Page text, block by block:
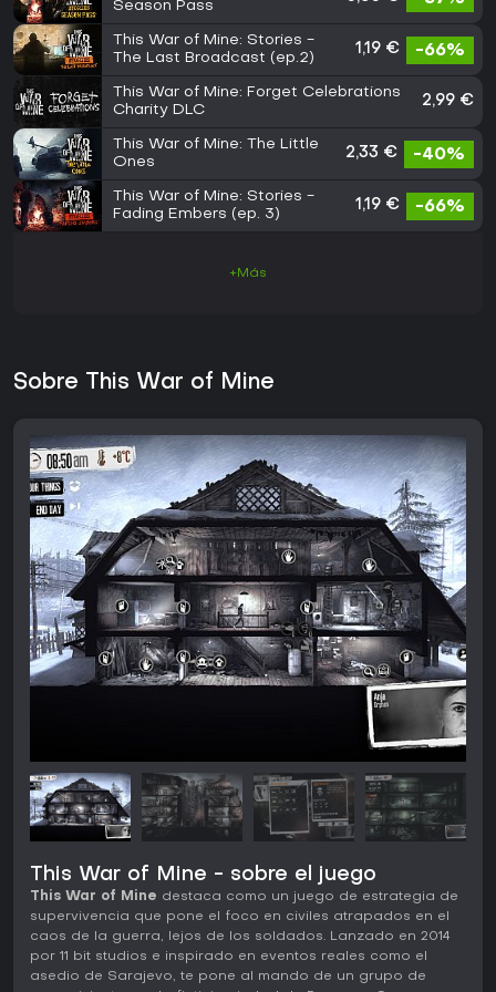
Season Pass
This War of Mine: Stories -
The Last Broadcast (ep.2)
1,19 € -66%
This War of Mine: Forget Celebrations
Charity DLC
2,99 €
This War of Mine: The Little
Ones
2,33 € -40%
This War of Mine: Stories -
Fading Embers (ep. 3)
1,19 € -66%
+Más
Sobre This War of Mine
This War of Mine - sobre el juego
This War of Mine destaca como un juego de estrategia de
supervivencia que pone el foco en civiles atrapados en el
caos de la guerra, lejos de los soldados. Lanzado en 2014
por 11 bit studios e inspirado en eventos reales como el
asedio de Sarajevo, te pone al mando de un grupo de